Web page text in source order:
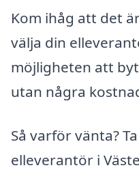
Kom ihåg att det
välja din
möjligheten att
utan några
Så varför vänta?
elleverantör i